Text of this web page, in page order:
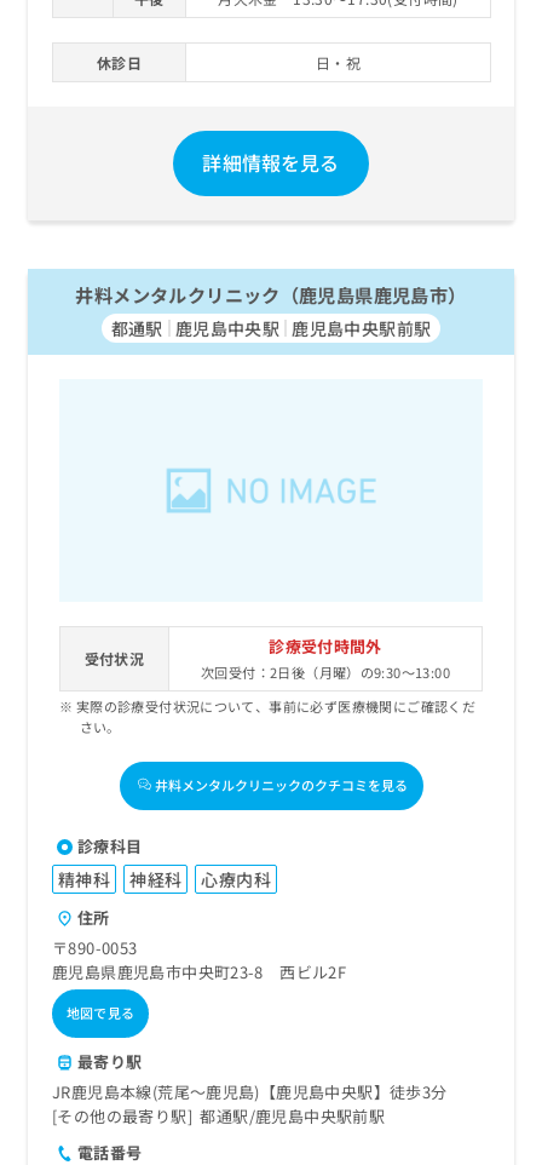
休診日 日・祝
詳細情報を見る
井料メンタルクリニック（鹿児島県鹿児島市）
都通駅 鹿児島中央駅 鹿児島中央駅前駅
受付状況
診療受付時間外
次回受付：2日後（月曜）の9:30～13:00
実際の診療受付状況について、事前に必ず医療機関にご確認くだ
さい。
井料メンタルクリニックのクチコミを見る
診療科目
精神科 神経科 心療内科
住所
〒890-0053
鹿児島県鹿児島市中央町23-8 西ビル2F
地図で見る
最寄り駅
JR鹿児島本線(荒尾～鹿児島)【鹿児島中央駅】徒歩3分
その他の最寄り駅
都通駅 鹿児島中央駅前駅
電話番号